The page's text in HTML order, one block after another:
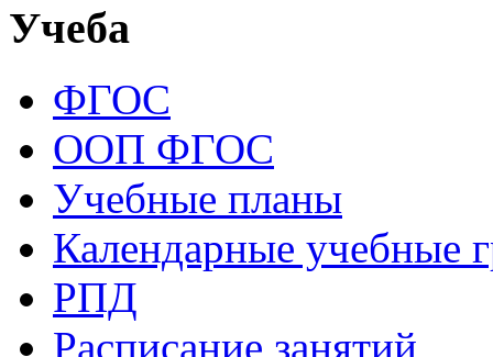
Учеба
ФГОС
ООП ФГОС
Учебные планы
Календарные учебные
РПД
Расписание занятий